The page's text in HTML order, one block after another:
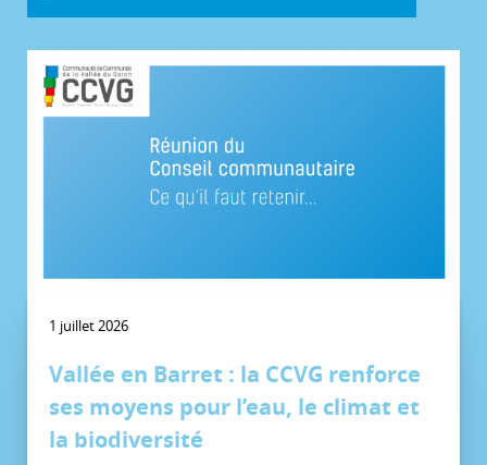
1 juillet 2026
Vallée en Barret : la CCVG renforce
ses moyens pour l’eau, le climat et
la biodiversité